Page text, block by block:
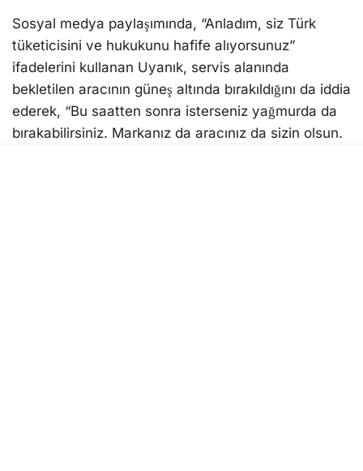
Sosyal medya paylaşımında, “Anladım, siz Türk
tüketicisini ve hukukunu hafife alıyorsunuz”
ifadelerini kullanan Uyanık, servis alanında
bekletilen aracının güneş altında bırakıldığını da iddia
ederek, “Bu saatten sonra isterseniz yağmurda da
bırakabilirsiniz. Markanız da aracınız da sizin olsun.